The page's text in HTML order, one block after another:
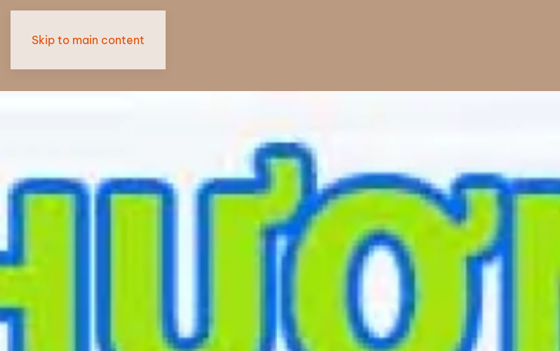
Skip to main content